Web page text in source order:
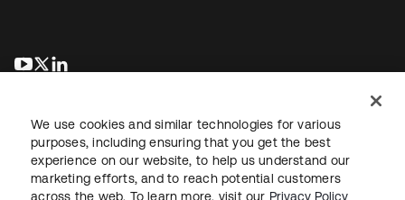
wird in einer neuen Registerkarte geöffnet
wird in einer neuen Registerkarte geöffnet
We use cookies and similar technologies for various
purposes, including ensuring that you get the best
experience on our website, to help us understand our
marketing efforts, and to reach potential customers
across the web. To learn more, visit our Privacy Policy